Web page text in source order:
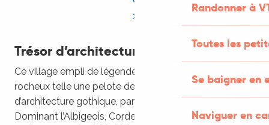
Randonner à
Toutes les
Se baigner en
Naviguer en
Trésor d’architecture gothique
Ce village empli de légendes s’enroule sur son éperon
rocheux telle une pelote de pierre. Un trésor
d’architecture gothique, parmi les plus précieux.
Dominant l’Albigeois, Cordes-sur-Ciel vit dans un